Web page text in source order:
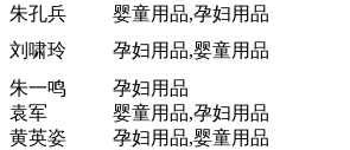
朱孔兵
婴童用品,孕妇用品
刘啸玲
孕妇用品,婴童用品
朱一鸣
孕妇用品
袁军
婴童用品,孕妇用品
黄英姿
孕妇用品,婴童用品